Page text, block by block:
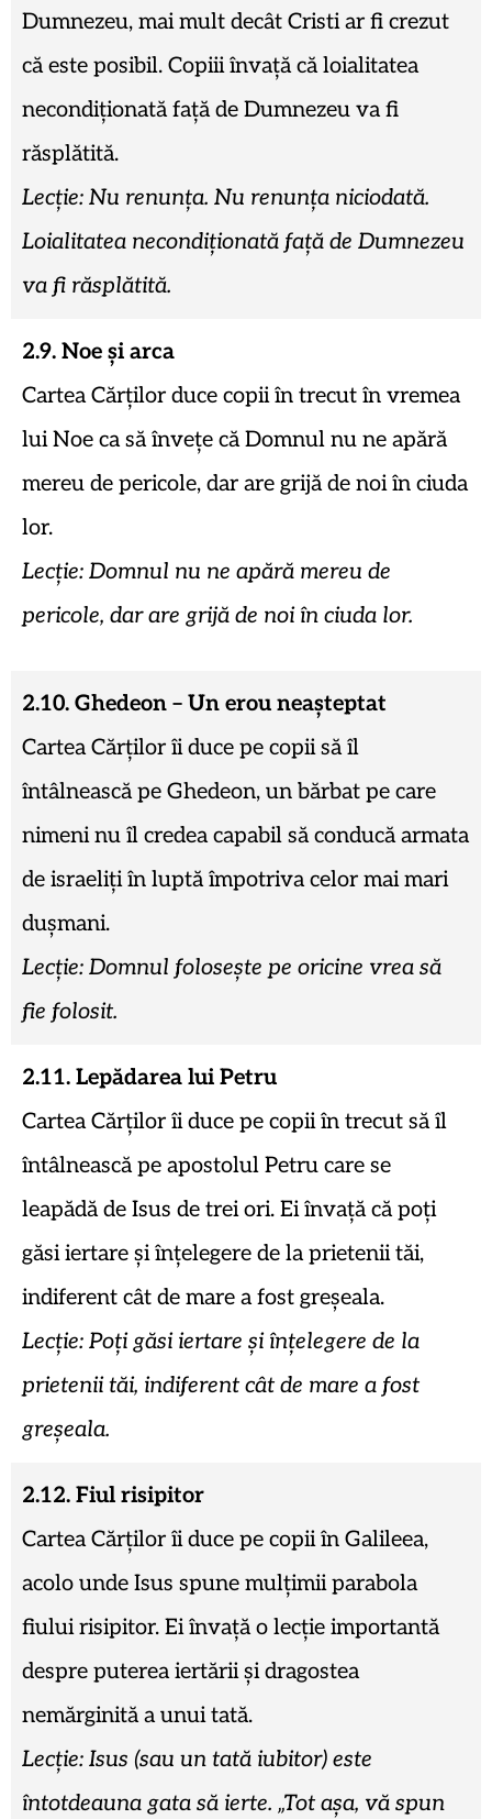
Dumnezeu, mai mult decât Cristi ar fi crezut
că este posibil. Copiii învață că loialitatea
necondiționată față de Dumnezeu va fi
răsplătită.
Lecție: Nu renunța. Nu renunța niciodată.
Loialitatea necondiționată față de Dumnezeu
va fi răsplătită.
2.9. Noe și arca
Cartea Cărților duce copii în trecut în vremea
lui Noe ca să învețe că Domnul nu ne apără
mereu de pericole, dar are grijă de noi în ciuda
lor.
Lecție: Domnul nu ne apără mereu de
pericole, dar are grijă de noi în ciuda lor.
2.10. Ghedeon – Un erou neașteptat
Cartea Cărților îi duce pe copii să îl
întâlnească pe Ghedeon, un bărbat pe care
nimeni nu îl credea capabil să conducă armata
de israeliți în luptă împotriva celor mai mari
dușmani.
Lecție: Domnul folosește pe oricine vrea să
fie folosit.
2.11. Lepădarea lui Petru
Cartea Cărților îi duce pe copii în trecut să îl
întâlnească pe apostolul Petru care se
leapădă de Isus de trei ori. Ei învață că poți
găsi iertare și înțelegere de la prietenii tăi,
indiferent cât de mare a fost greșeala.
Lecție: Poți găsi iertare și înțelegere de la
prietenii tăi, indiferent cât de mare a fost
greșeala.
2.12. Fiul risipitor
Cartea Cărților îi duce pe copii în Galileea,
acolo unde Isus spune mulțimii parabola
fiului risipitor. Ei învață o lecție importantă
despre puterea iertării și dragostea
nemărginită a unui tată.
Lecție: Isus (sau un tată iubitor) este
întotdeauna gata să ierte. „Tot așa, vă spun